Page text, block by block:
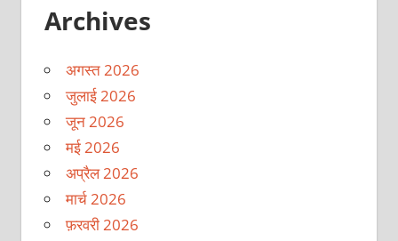
Archives
अगस्त 2026
जुलाई 2026
जून 2026
मई 2026
अप्रैल 2026
मार्च 2026
फ़रवरी 2026